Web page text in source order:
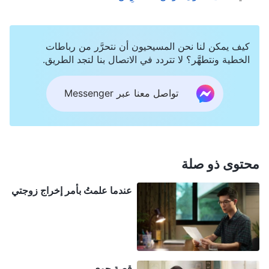
مكانة، كان التعامل معه أكثر جديّة ووجبَ خضوعه لمزيد
من التنقية. ذلك النوع من الأشخاص لا قيمة له كثيرًا! يجب
التعامل معهم ودينونتهم بطريقة مناسبة ليتخلّوا عن رغبتهم
تمامًا. إنْ استمرّيتم بالسّعي هكذا حتى النهاية فلن تجنوا
شيئًا. الذين لا يطلبون الحياة لا يمكن تغييرهم. والذين لا
والأمور التي تقيّد محبتك لله وتمنعك عن الاقتراب منه. هل
يمكن لهذه الأمور أن تغيّرك؟ هل يمكنها أن تُدخِلَك
الملكوت؟"
(الكلمة، ج. 1. ظهور الله وعمله. لماذا لا تريد أن
تكون شخصية الضد؟)
يخاف بعض الناس على الدوام من
أن يسرق آخرون الأضواء منهم ويتفوقوا عليهم؛ فيكسبوا
كيف يمكن لنا نحن المسيحيون أن نتحرَّر من رباطات
الخطية ونتطهَّر؟ لا تتردد في الاتصال بنا لتجد الطريق.
تواصل معنا عبر Messenger
محتوى ذو صلة
عندما علمتُ بأمر إخراج زوجتي